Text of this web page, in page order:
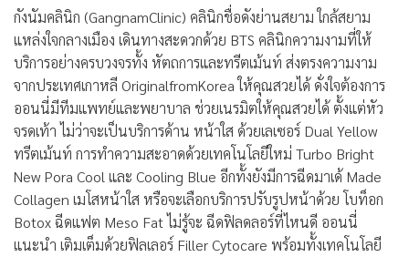
กังนัมคลินิก (GangnamClinic) คลินิกชื่อดังย่านสยาม ใกล้สยาม
แหล่งใจกลางเมือง เดินทางสะดวกด้วย BTS คลินิกความงามที่ให้
บริการอย่างครบวงจรทั้ง หัตถการและทรีตเม้นท์ ส่งตรงความงาม
จากประเทศเกาหลี OriginalfromKorea ให้คุณสวยได้ ดั่งใจต้องการ
ออนนี่มีทีมแพทย์และพยาบาล ช่วยเนรมิตให้คุณสวยได้ ตั้งแต่หัว
จรดเท้า ไม่ว่าจะเป็นบริการด้าน หน้าใส ด้วยเลเซอร์ Dual Yellow
ทรีตเม้นท์ การทำความสะอาดด้วยเทคโนโลยีใหม่ Turbo Bright
New Pora Cool และ Cooling Blue อีกทั้งยังมีการฉีดมาเด้ Made
Collagen เมโสหน้าใส หรือจะเลือกบริการปรับรูปหน้าด้วย โบท็อก
Botox ฉีดแฟต Meso Fat ไม่รู้จะ ฉีดฟิลดลอร์ที่ไหนดี ออนนี่
แนะนำ เติมเต็มด้วยฟิลเลอร์ Filler Cytocare พร้อมทั้งเทคโนโลยี